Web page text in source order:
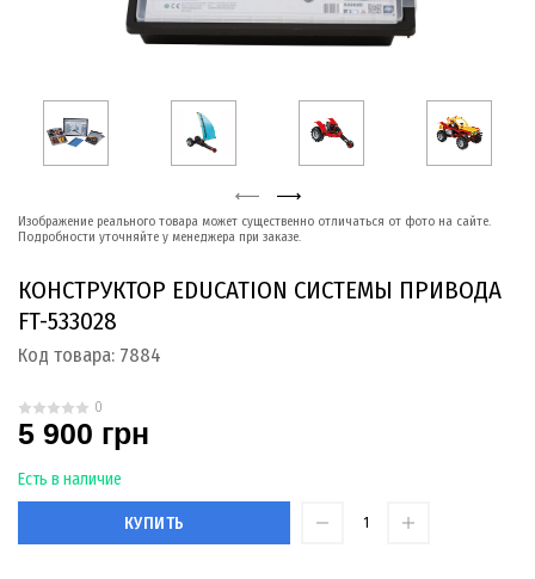
Изображение реального товара может существенно отличаться от фото на сайте.
Подробности уточняйте у менеджера при заказе.
КОНСТРУКТОР EDUCATION СИСТЕМЫ ПРИВОДА
FT-533028
Код товара: 7884
0
5 900 грн
Есть в наличие
КУПИТЬ